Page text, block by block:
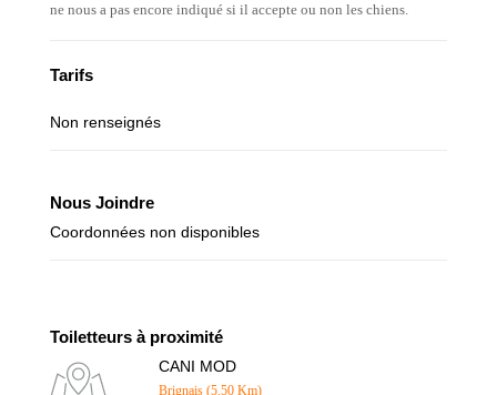
ne nous a pas encore indiqué si il accepte ou non les chiens.
Tarifs
Non renseignés
Nous Joindre
Coordonnées non disponibles
Toiletteurs à proximité
CANI MOD
Brignais (5.50 Km)